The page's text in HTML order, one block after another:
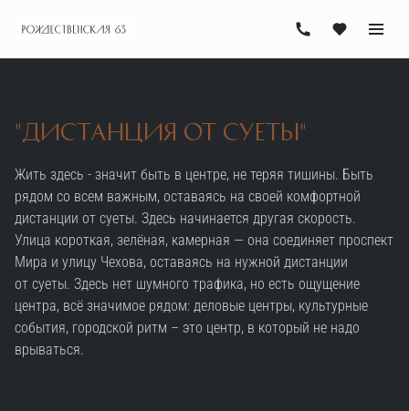
"Дистанция от суеты"
Жить здесь - значит быть в центре, не теряя тишины. Быть
рядом со всем важным, оставаясь на своей комфортной
дистанции от суеты. Здесь начинается другая скорость.
Улица короткая, зелёная, камерная — она соединяет проспект
Мира и улицу Чехова, оставаясь на нужной дистанции
от суеты. Здесь нет шумного трафика, но есть ощущение
центра, всё значимое рядом: деловые центры, культурные
события, городской ритм – это центр, в который не надо
врываться.